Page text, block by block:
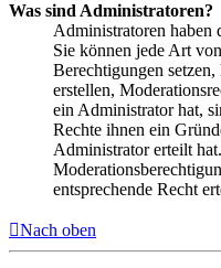
Was sind Administratoren?
Administratoren haben
Sie können jede Art
Berechtigungen
erstellen,
ein Administrator hat,
Rechte ihnen ein
Administrator erteilt
entsprechende Recht
Nach oben